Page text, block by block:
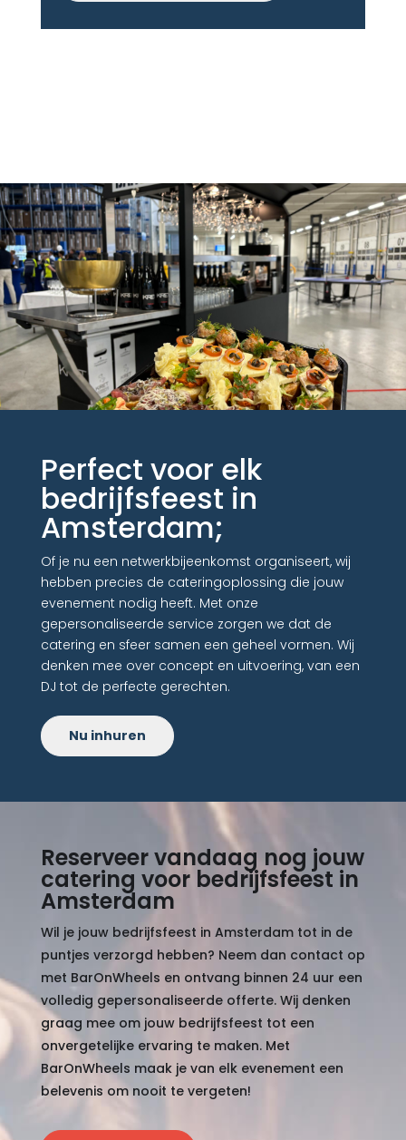
Perfect voor elk
bedrijfsfeest in
Amsterdam;
Of je nu een netwerkbijeenkomst organiseert, wij
hebben precies de cateringoplossing die jouw
evenement nodig heeft. Met onze
gepersonaliseerde service zorgen we dat de
catering en sfeer samen een geheel vormen. Wij
denken mee over concept en uitvoering, van een
DJ tot de perfecte gerechten.
Nu inhuren
Reserveer vandaag nog jouw
catering voor bedrijfsfeest in
Amsterdam
Wil je jouw bedrijfsfeest in Amsterdam tot in de
puntjes verzorgd hebben? Neem dan contact op
met BarOnWheels en ontvang binnen 24 uur een
volledig gepersonaliseerde offerte. Wij denken
graag mee om jouw bedrijfsfeest tot een
onvergetelijke ervaring te maken. Met
BarOnWheels maak je van elk evenement een
belevenis om nooit te vergeten!